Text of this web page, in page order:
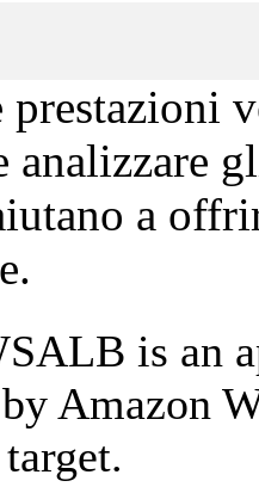
prestazioni
analizzare
a
is an
Amazon